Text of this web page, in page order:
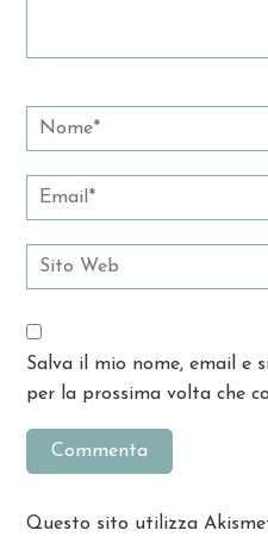
Salva il mio nome, email e
per la prossima volta che
Questo sito utilizza